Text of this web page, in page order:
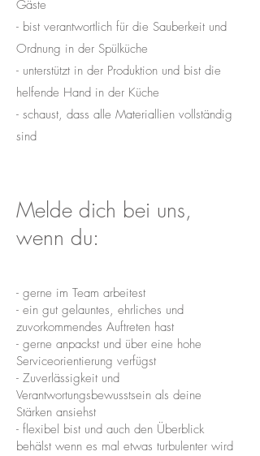
Gäste
- bist verantwortlich für die Sauberkeit und
Ordnung in der Spülküche
- unterstützt in der Produktion und bist die
helfende Hand in der Küche
- schaust, dass alle Materiallien vollständig
sind
Melde dich bei uns,
wenn du:
- gerne im Team arbeitest
- ein gut gelauntes, ehrliches und
zuvorkommendes Auftreten hast
- gerne anpackst und über eine hohe
Serviceorientierung verfügst
- Zuverlässigkeit und
Verantwortungsbewusstsein als deine
Stärken ansiehst
- flexibel bist und auch den Überblick
behälst wenn es mal etwas turbulenter wird